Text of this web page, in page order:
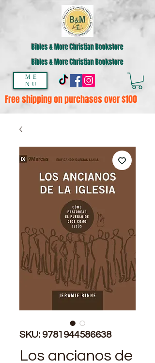
ME
NU
Bibles & More Christian Bookstore
Bibles & More Christian Bookstore
Free shipping on purchases over $100
SKU: 9781944586638
Los ancianos de